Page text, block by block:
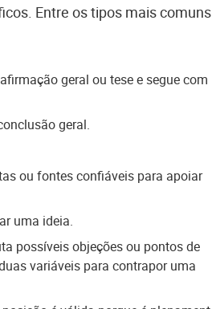
Entre os tipos mais comuns
geral ou tese e segue com
geral.
ou fontes confiáveis ​​para apoiar
uma ideia.
possíveis objeções ou pontos de
variáveis para contrapor uma